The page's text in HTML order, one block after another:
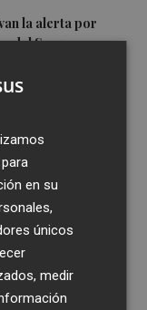
la alerta por
del Segura,
se arrancarán
nervial amarilla
14 millones de
en su
únicos
medir